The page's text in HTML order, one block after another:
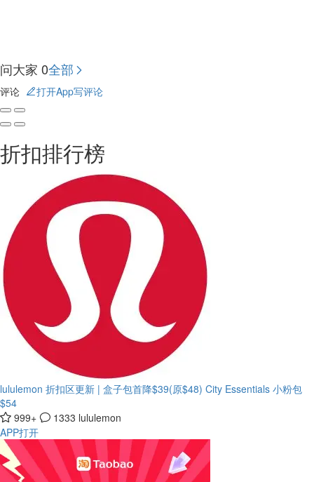
问大家 0全部
评论 打开App写评论
折扣排行榜
lululemon 折扣区更新 | 盒子包首降$39(原$48) City Essentials 小粉包
$54
999+
1333 lululemon
APP打开